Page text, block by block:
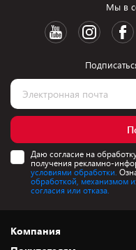
Мы в
Даю согласие на
получения рекламно-
условиями обработки.
обработкой, механизмом
согласия или отказа.
Компания